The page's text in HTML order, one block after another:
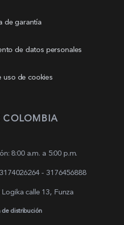
de garantía
de datos personales
uso de cookies
COLOMBIA
8:00 a.m. a 5:00 p.m.
- 3176456888
calle 13, Funza
de distribución